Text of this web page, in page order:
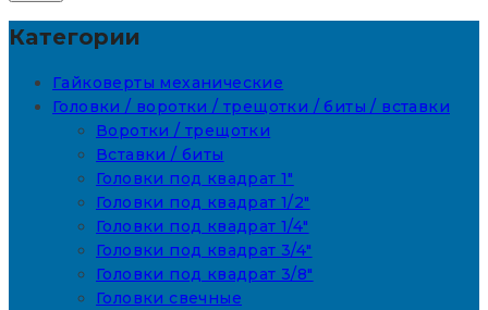
Категории
Гайковерты механические
Головки / воротки / трещотки / биты / вставки
Воротки / трещотки
Вставки / биты
Головки под квадрат 1"
Головки под квадрат 1/2"
Головки под квадрат 1/4"
Головки под квадрат 3/4"
Головки под квадрат 3/8"
Головки свечные